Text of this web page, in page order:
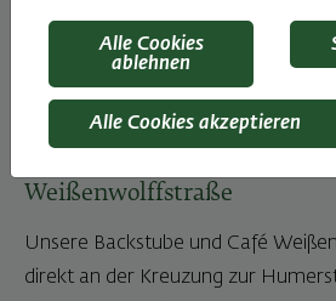
Köstlichkeiten
Weißenwolffstraße
Unsere Backstube und Café
direkt an der Kreuzung zur
Alle Cookies
ablehnen
Alle Cookies akzeptieren